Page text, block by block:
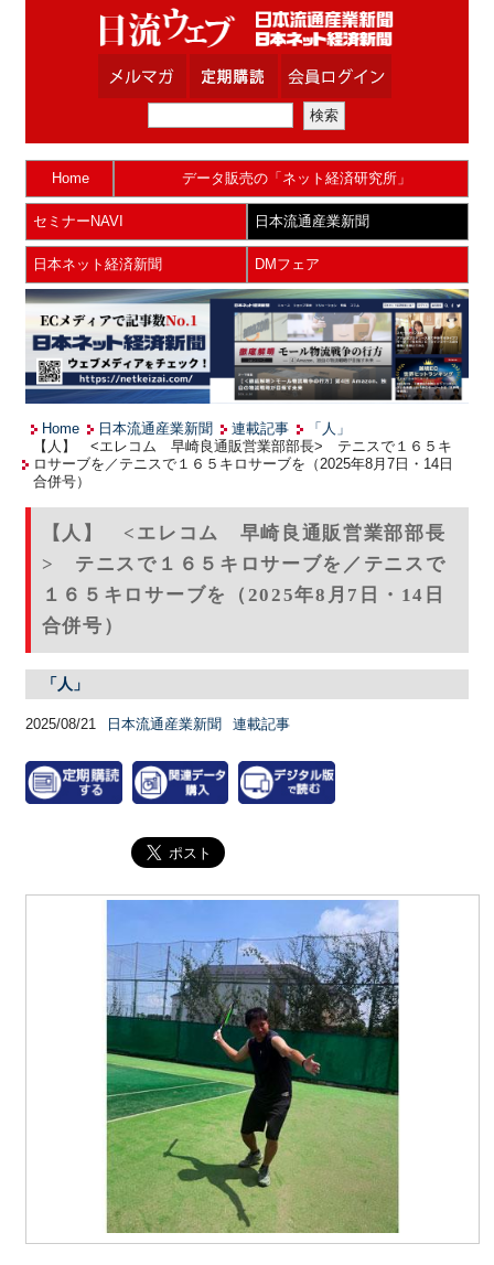
Home データ販売の「ネット経済研究所」
セミナーNAVI 日本流通産業新聞
日本ネット経済新聞 DMフェア
Home 日本流通産業新聞 連載記事
「人」
【人】 <エレコム 早崎良通販営業部部長> テニスで１６５キ
ロサーブを／テニスで１６５キロサーブを（2025年8月7日・14日
合併号）
【人】 <エレコム 早崎良通販営業部部長
> テニスで１６５キロサーブを／テニスで
１６５キロサーブを（2025年8月7日・14日
合併号）
「人」
2025/08/21 日本流通産業新聞 連載記事